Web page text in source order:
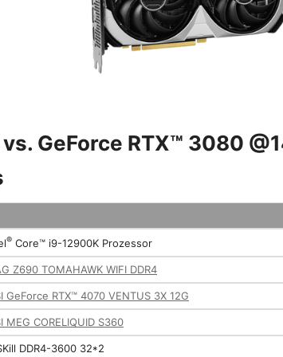
GeForce RTX™ 3080
® Core™ i9-12900K Prozessor
Z690 TOMAHAWK WIFI DDR4
GeForce RTX™ 4070 VENTUS 3X 12G
MEG CORELIQUID S360
DDR4-3600 32*2